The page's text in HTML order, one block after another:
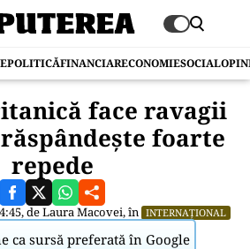
POLITICĂFINANCIARECONOMIESOCIAL
face ravagii
răspândește foarte
repede
deLaura Macovei, în INTERNAȚIONAL
ca sursă preferată în Google